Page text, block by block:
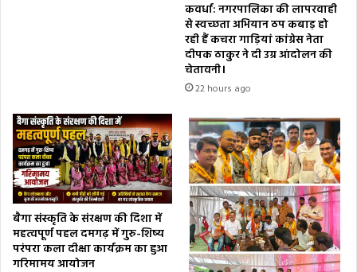
कवर्धा: नगरपालिका की लापरवाही
से स्वच्छता अभियान ठप कबाड़ हो
रही हैं कचरा गाड़ियां कांग्रेस नेता
दीपक ठाकुर ने दी उग्र आंदोलन की
चेतावनी।
22 hours ago
बैगा संस्कृति के संरक्षण की दिशा में
महत्वपूर्ण पहल दमगढ़ में गुरु-शिष्य
परंपरा कला दीक्षा कार्यक्रम का हुआ
गरिमामय आयोजन